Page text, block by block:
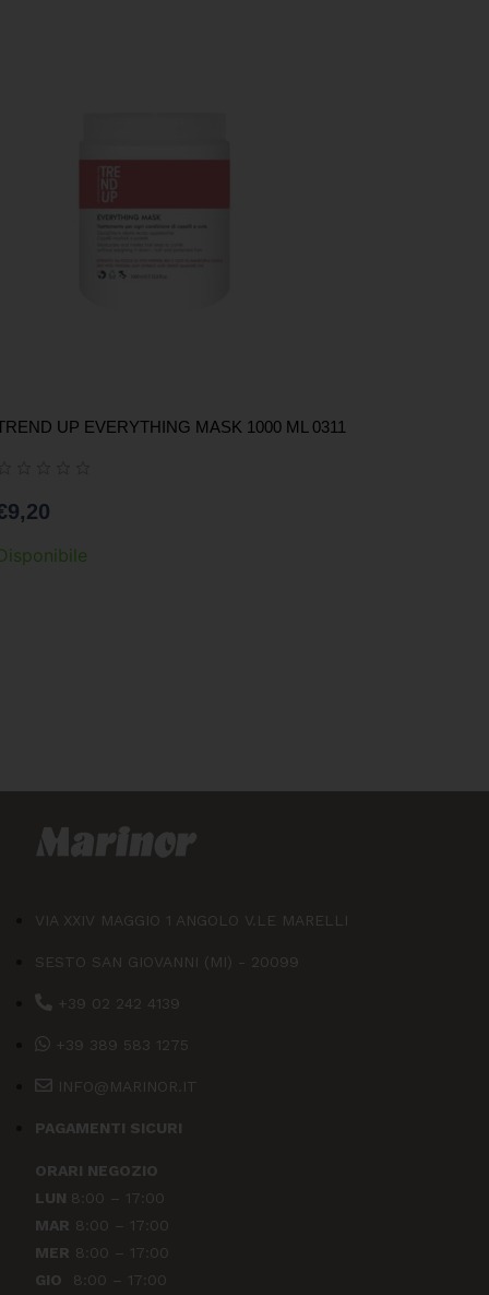
UP EVERYTHING MASK 1000 ML 0311
9,20
VIA XXIV MAGGIO 1 ANGOLO V.LE MARELLI
SESTO SAN GIOVANNI (MI) - 20099
+39 02 242 4139
+39 389 583 1275
INFO@MARINOR.IT
PAGAMENTI SICURI
ORARI NEGOZIO
LUN 8:00 – 17:00
MAR 8:00 – 17:00
MER 8:00 – 17:00
GIO 8:00 – 17:00